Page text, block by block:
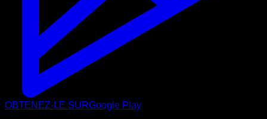
OBTENEZ-LE SURGoogle Play